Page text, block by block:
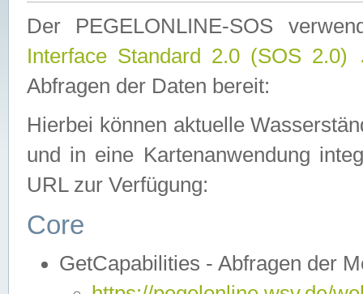
Der PEGELONLINE-SOS
Interface Standard 2.0 (SOS 2.0)
Abfragen der Daten bereit:
Hierbei können aktuelle
und in eine Kartenanwendung
URL zur Verfügung:
Core
GetCapabilities - Abfragen der